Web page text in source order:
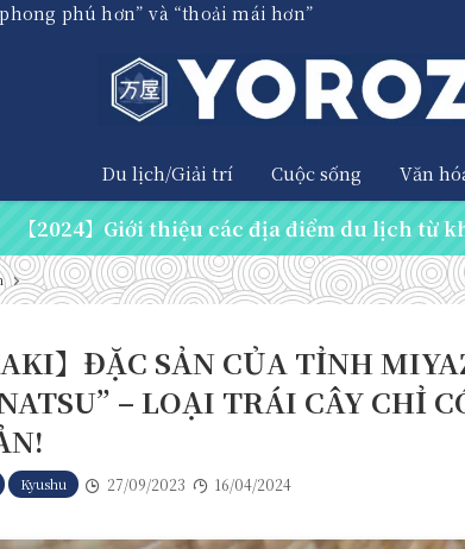
phú hơn” và “thoải mái hơn”
Du lịch/Giải trí Cuộc sống Văn
【2024】Giới thiệu các địa điểm du lịch từ
】ĐẶC SẢN CỦA TỈNH
– LOẠI TRÁI CÂY CHỈ
Kyushu 27/09/2023 16/04/2024